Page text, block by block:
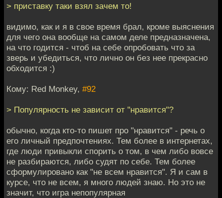
> приставку таки взял зачем то!
видимо, как и я в свое время брал, кроме выяснения
для чего она вообще на самом деле предназначена,
на что годится - чтоб на себе опробовать что за
зверь и убедиться, что лично он без нее прекрасно
обходится :)
Кому: Red Monkey, #92
> Популярность не зависит от "нравится"?
обычно, когда кто-то пишет про "нравится" - речь о
его личный предпочтениях. Тем более в интернетах,
где люди привыкли спорить о том, в чем либо вовсе
не разбираются, либо судят по себе. Тем более
сформулировано как "не всем нравится". Я и сам в
курсе, что не всем, я много людей знаю. Но это не
значит, что игра непопулярная